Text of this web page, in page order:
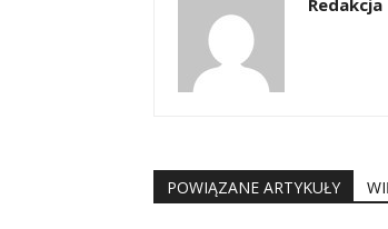
Redakcja
POWIĄZANE ARTYKUŁY